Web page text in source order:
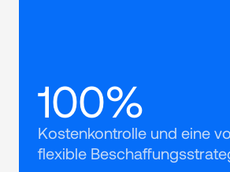
100%
Kostenkontrolle und eine
flexible